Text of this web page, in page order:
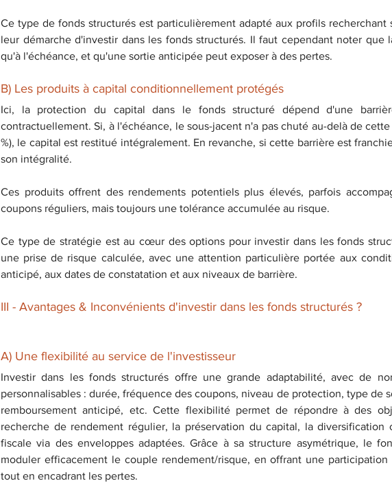
Ce type de fonds structurés est particulièrement adapté aux profils
leur démarche d'investir dans les fonds structurés. Il faut cependant noter que
qu'à l'échéance, et qu'une sortie anticipée peut exposer à des pertes.
B) Les produits à capital conditionnellement protégés
Ici, la protection du capital dans le fonds structuré dépend d'une
contractuellement. Si, à l'échéance, le sous-jacent n'a pas chuté au-delà de
%), le capital est restitué intégralement. En revanche, si cette barrière est
son intégralité.
Ces produits offrent des rendements potentiels plus élevés, parfois
coupons réguliers, mais toujours une tolérance accumulée au risque.
Ce type de stratégie est au cœur des options pour investir dans les fonds
une prise de risque calculée, avec une attention particulière portée aux
anticipé, aux dates de constatation et aux niveaux de barrière.
III - Avantages & Inconvénients d'investir dans les fonds structurés ?
A) Une flexibilité au service de l'investisseur
Investir dans les fonds structurés offre une grande adaptabilité, avec de
personnalisables : durée, fréquence des coupons, niveau de protection, type de
remboursement anticipé, etc. Cette flexibilité permet de répondre à des
recherche de rendement régulier, la préservation du capital, la diversification
fiscale via des enveloppes adaptées. Grâce à sa structure asymétrique, le
moduler efficacement le couple rendement/risque, en offrant une participation
tout en encadrant les pertes.